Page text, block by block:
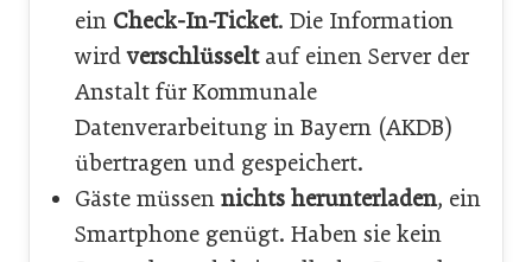
ein Check-In-Ticket. Die Information
wirdverschlüsseltauf einen Server der
Anstalt für Kommunale
Datenverarbeitung in Bayern (AKDB)
übertragen und gespeichert.
Gäste müssen nichts herunterladen, ein
Smartphone genügt. Haben sie kein